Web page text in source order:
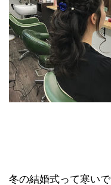
冬の結婚式って寒い